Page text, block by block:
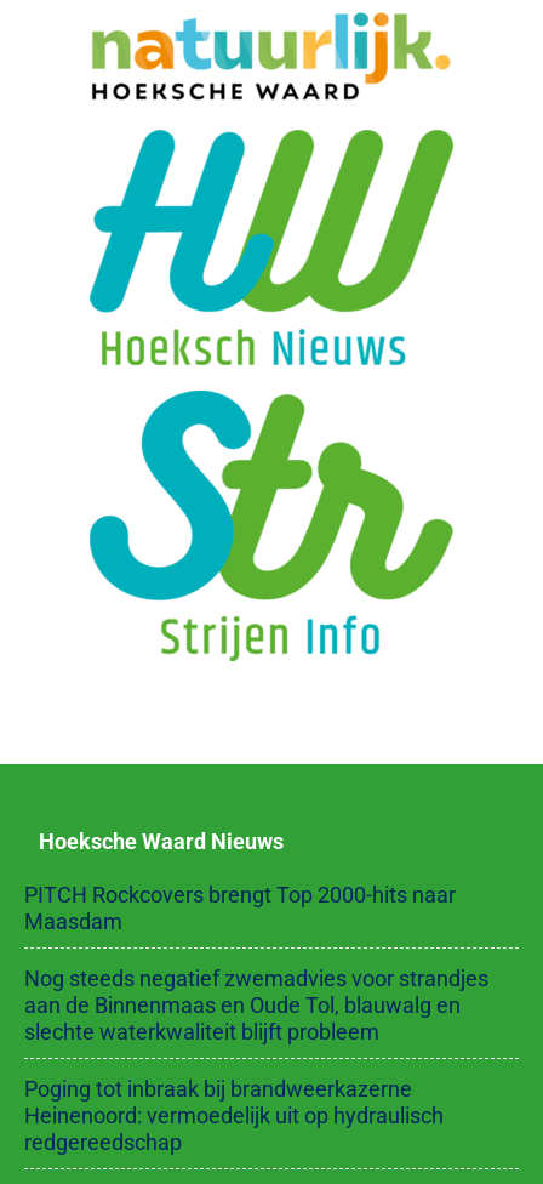
Hoeksche Waard Nieuws
PITCH Rockcovers brengt Top 2000-hits naar
Maasdam
Nog steeds negatief zwemadvies voor strandjes
aan de Binnenmaas en Oude Tol, blauwalg en
slechte waterkwaliteit blijft probleem
Poging tot inbraak bij brandweerkazerne
Heinenoord: vermoedelijk uit op hydraulisch
redgereedschap